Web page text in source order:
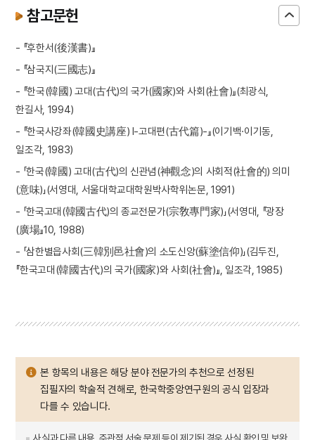
참고문헌
- 『후한서(後漢書)』
- 『삼국지(三國志)』
- 『한국(韓國) 고대(古代)의 국가(國家)와 사회(社會)』(최광식,
한길사, 1994)
- 『한국사강좌(韓國史講座) Ⅰ-고대편(古代篇)-』(이기백·이기동,
일조각, 1983)
- 「한국(韓國) 고대(古代)의 신관념(神觀念)의 사회적(社會的) 의미
(意味)」(서영대, 서울대학교대학원박사학위논문, 1991)
- 「한국고대(韓國古代)의 종교전문가(宗敎專門家)」(서영대, 『광장
(廣場』10, 1988)
- 「삼한별읍사회(三韓別邑社會)의 소도신앙(蘇塗信仰)」(김두진,
『한국고대(韓國古代)의 국가(國家)와 사회(社會)』, 일조각, 1985)
본 항목의 내용은 해당 분야 전문가의 추천으로 선정된
집필자의 학술적 견해로, 한국학중앙연구원의 공식 입장과
다를 수 있습니다.